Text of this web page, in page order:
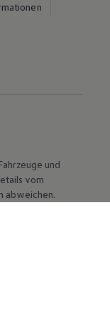
und
vom
abweichen.